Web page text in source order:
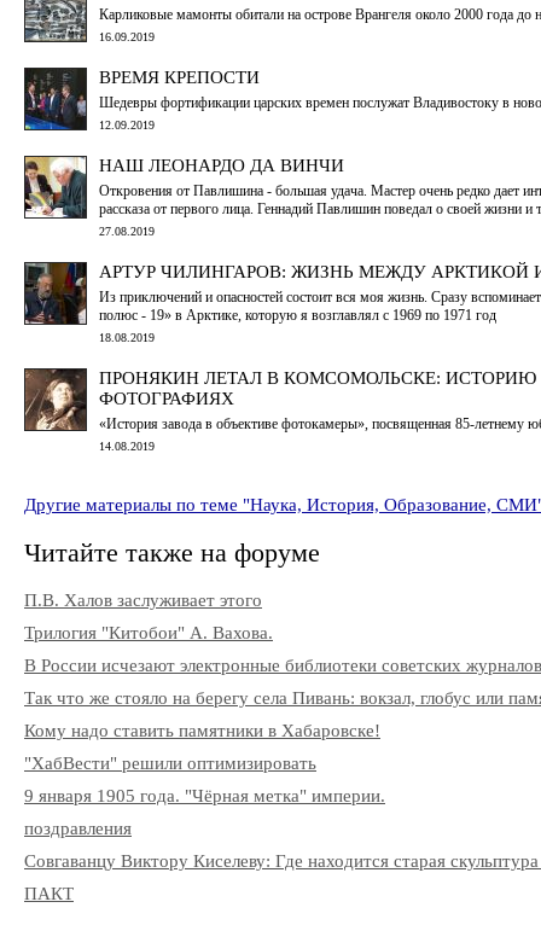
Карликовые мамонты обитали на острове Врангеля около 2000 года до
16.09.2019
ВРЕМЯ КРЕПОСТИ
Шедевры фортификации царских времен послужат Владивостоку в
12.09.2019
НАШ ЛЕОНАРДО ДА ВИНЧИ
Откровения от Павлишина - большая удача. Мастер очень редко дает
рассказа от первого лица. Геннадий Павлишин поведал о своей жизни и
27.08.2019
АРТУР ЧИЛИНГАРОВ: ЖИЗНЬ МЕЖДУ АРКТИКОЙ
Из приключений и опасностей состоит вся моя жизнь. Сразу
полюс - 19» в Арктике, которую я возглавлял с 1969 по 1971 год
18.08.2019
ПРОНЯКИН ЛЕТАЛ В КОМСОМОЛЬСКЕ:
ФОТОГРАФИЯХ
«История завода в объективе фотокамеры», посвященная 85-
14.08.2019
Другие материалы по теме "Наука, История, Образование,
Читайте также на форуме
П.В. Халов заслуживает этого
Трилогия "Китобои" А. Вахова.
В России исчезают электронные библиотеки советских журналов
Так что же стояло на берегу села Пивань: вокзал, глобус или
Кому надо ставить памятники в Хабаровске!
"ХабВести" решили оптимизировать
9 января 1905 года. "Чёрная метка" империи.
поздравления
Совгаванцу Виктору Киселеву: Где находится старая
ПАКТ